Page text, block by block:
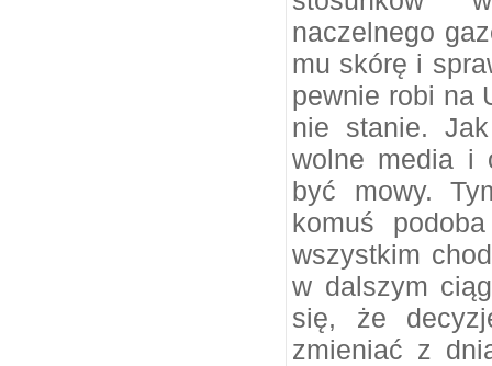
naczelnego
mu skórę i
pewnie robi na
nie stanie.
wolne media i
być mowy.
komuś
wszystkim
w dalszym
się, że
zmieniać z